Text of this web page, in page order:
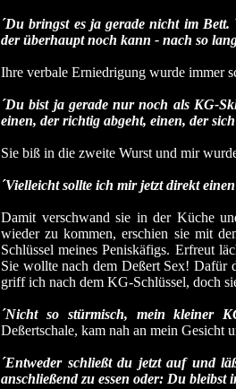
´Du bringst es ja gerade nicht im
der überhaupt noch kann - nach so
Ihre verbale Erniedrigung wurde immer
´Du bist ja gerade nur noch als KG-
einen, der richtig abgeht, einen, der
Sie biß in die zweite Wurst und mir
´Vielleicht sollte ich mir jetzt direkt
Damit verschwand sie in der Küche
wieder zu kommen, erschien sie mit
Schlüssel meines Peniskäfigs. Erfreut
Sie wollte nach dem Deßert Sex! Dafür
griff ich nach dem KG-Schlüssel, doch
´Nicht so stürmisch, mein kleiner
Deßertschale, kam nah an mein Gesicht
´Entweder schließt du jetzt auf und
anschließend zu essen oder: Du bleibst